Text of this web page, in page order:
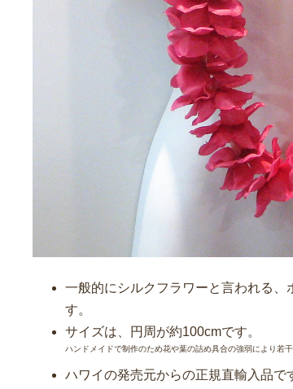
一般的にシルクフラワーと言われる
す。
サイズは、円周が約100cmです。
ハンドメイドで制作のため花や葉の詰め具合の強弱により若
ハワイの発売元からの正規直輸入品